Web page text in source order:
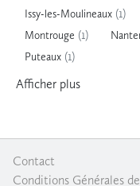
Issy-les-Moulineaux (1)
Montrouge (1)
Puteaux (1)
Afficher plus
Contact
Conditions Générales